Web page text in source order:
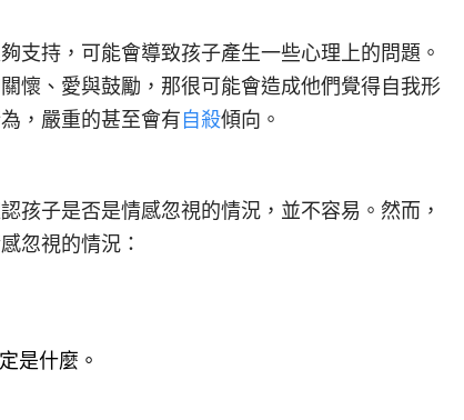
支持，可能會導致孩子產生一些心理上的問題。
懷、愛與鼓勵，那很可能會造成他們覺得自我形
，嚴重的甚至會有自殺傾向。
孩子是否是情感忽視的情況，並不容易。然而，
忽視的情況：
是什麼。